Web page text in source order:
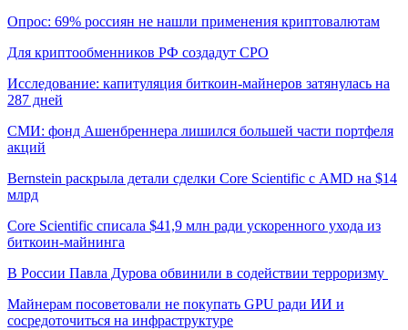
Опрос: 69% россиян не нашли применения криптовалютам
Для криптообменников РФ создадут СРО
Исследование: капитуляция биткоин-майнеров затянулась на
287 дней
СМИ: фонд Ашенбреннера лишился большей части портфеля
акций
Bernstein раскрыла детали сделки Core Scientific с AMD на $14
млрд
Core Scientific списала $41,9 млн ради ускоренного ухода из
биткоин-майнинга
В России Павла Дурова обвинили в содействии терроризму
Майнерам посоветовали не покупать GPU ради ИИ и
сосредоточиться на инфраструктуре